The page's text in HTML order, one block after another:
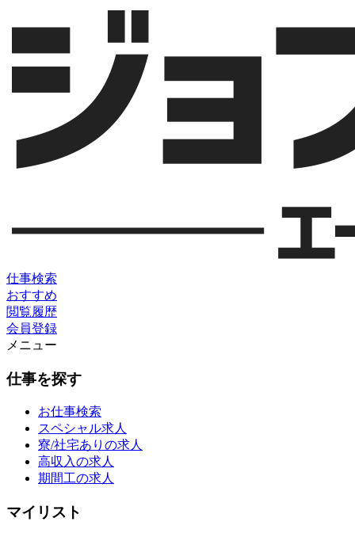
仕事検索
おすすめ
閲覧履歴
会員登録
メニュー
仕事を探す
お仕事検索
スペシャル求人
寮/社宅ありの求人
高収入の求人
期間工の求人
マイリスト